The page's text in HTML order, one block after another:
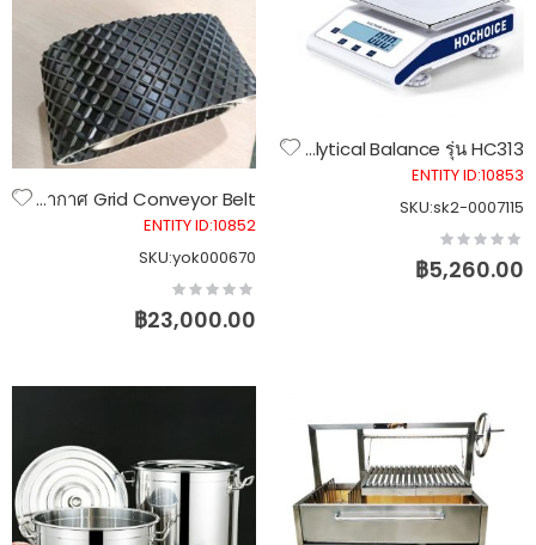
เครื่องชั่งน้ำหนัก ความละเอียดสูง Electronic Analytical Balance รุ่น HC313
ENTITY ID:10853
SKU:sk2-0007115
Rating:
฿5,260.00
สายพานลำเลียงลายตาราง ลายข้าวหลามตัด พร้อมรูระบายอากาศ Grid Conveyor Belt
ENTITY ID:10852
SKU:yok000670
Rating:
0%
฿23,000.00